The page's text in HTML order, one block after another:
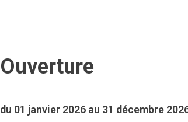
Ouverture
du 01 janvier 2026 au 31 décembre